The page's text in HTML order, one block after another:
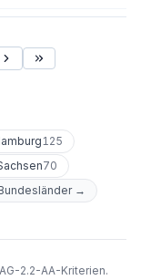
125
70
→
2.2-AA-Kriterien.